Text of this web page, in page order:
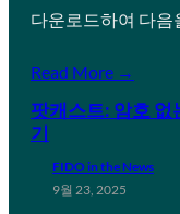
다운로드하여 다음
Read More →
팟캐스트: 암호 없
기
FIDO in the News
9월 23, 2025